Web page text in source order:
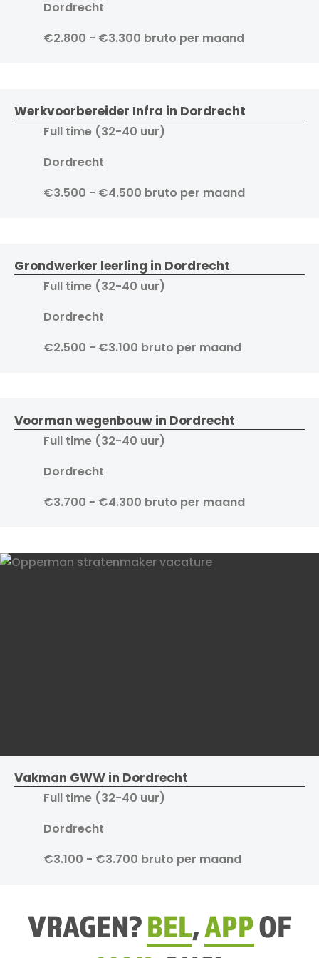
Dordrecht
€2.800 - €3.300 bruto per maand
Werkvoorbereider Infra in Dordrecht
Full time (32-40 uur)
Dordrecht
€3.500 - €4.500 bruto per maand
Grondwerker leerling in Dordrecht
Full time (32-40 uur)
Dordrecht
€2.500 - €3.100 bruto per maand
Voorman wegenbouw in Dordrecht
Full time (32-40 uur)
Dordrecht
€3.700 - €4.300 bruto per maand
Vakman GWW in Dordrecht
Full time (32-40 uur)
Dordrecht
€3.100 - €3.700 bruto per maand
VRAGEN?BEL,APPOF